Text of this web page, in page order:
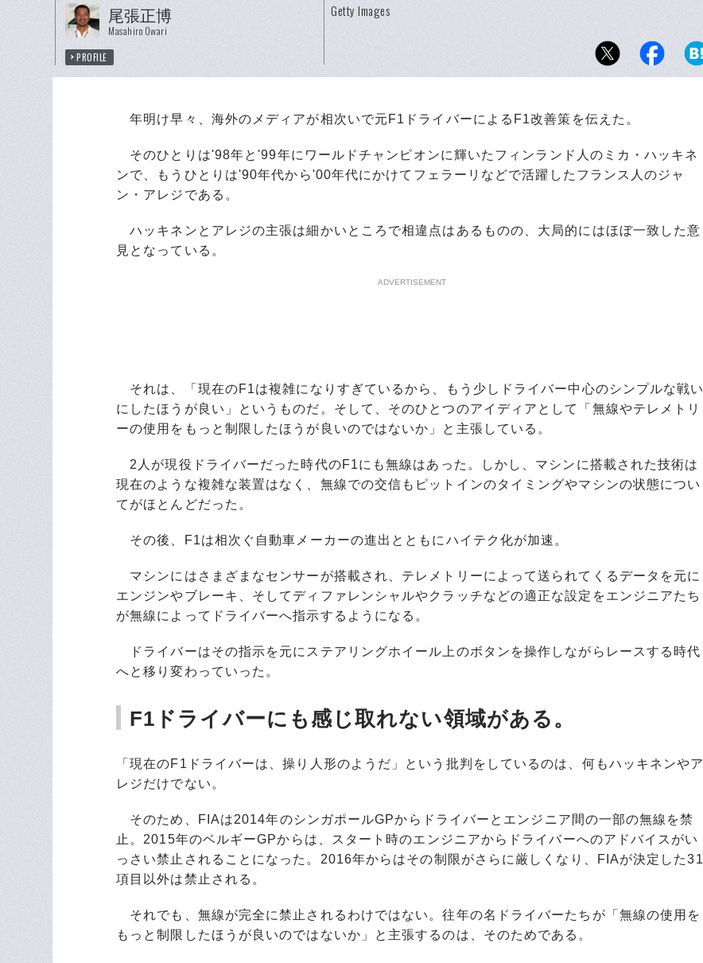
尾張正博
Masahiro Owari
PROFILE
Getty Images
年明け早々、海外のメディアが相次いで元F1ドライバーによるF1改善策を伝えた。
そのひとりは'98年と'99年にワールドチャンピオンに輝いたフィンランド人のミカ・ハッキネ
ンで、もうひとりは'90年代から'00年代にかけてフェラーリなどで活躍したフランス人のジャ
ン・アレジである。
ハッキネンとアレジの主張は細かいところで相違点はあるものの、大局的にはほぼ一致した意
見となっている。
ADVERTISEMENT
それは、「現在のF1は複雑になりすぎているから、もう少しドライバー中心のシンプルな戦い
にしたほうが良い」というものだ。そして、そのひとつのアイディアとして「無線やテレメトリ
ーの使用をもっと制限したほうが良いのではないか」と主張している。
2人が現役ドライバーだった時代のF1にも無線はあった。しかし、マシンに搭載された技術は
現在のような複雑な装置はなく、無線での交信もピットインのタイミングやマシンの状態につい
てがほとんどだった。
その後、F1は相次ぐ自動車メーカーの進出とともにハイテク化が加速。
マシンにはさまざまなセンサーが搭載され、テレメトリーによって送られてくるデータを元に
エンジンやブレーキ、そしてディファレンシャルやクラッチなどの適正な設定をエンジニアたち
が無線によってドライバーへ指示するようになる。
ドライバーはその指示を元にステアリングホイール上のボタンを操作しながらレースする時代
へと移り変わっていった。
F1ドライバーにも感じ取れない領域がある。
「現在のF1ドライバーは、操り人形のようだ」という批判をしているのは、何もハッキネンやア
レジだけでない。
そのため、FIAは2014年のシンガポールGPからドライバーとエンジニア間の一部の無線を禁
止。2015年のベルギーGPからは、スタート時のエンジニアからドライバーへのアドバイスがい
っさい禁止されることになった。2016年からはその制限がさらに厳しくなり、FIAが決定した31
項目以外は禁止される。
それでも、無線が完全に禁止されるわけではない。往年の名ドライバーたちが「無線の使用を
もっと制限したほうが良いのではないか」と主張するのは、そのためである。